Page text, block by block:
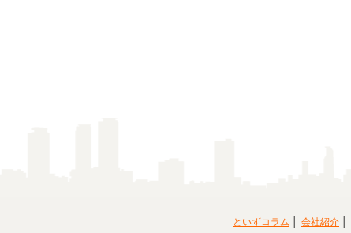
といずコラム
会社紹介